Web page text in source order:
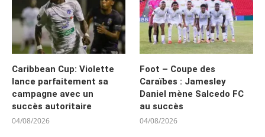
Caribbean Cup: Violette
lance parfaitement sa
campagne avec un
succès autoritaire
04/08/2026
Foot – Coupe des
Caraïbes : Jamesley
Daniel mène Salcedo FC
au succès
04/08/2026